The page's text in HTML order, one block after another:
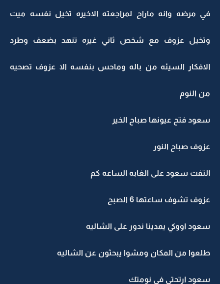
في مرضه وانه ماراح لمراجعته الاخيره تخيل نفسه ميت
وتخيل عزوف مع شخص ثاني غيره تنهد بضعف وطرد
الافكار السيئه من باله وماحس بنفسه الا عزوف تصحيه
من النوم
سعود فتح عيونها صباح الخير
عزوف صباح النور
التفت سعود على الغابه الساعه كم
عزوف تشوف ساعتها 6 الصبح
سعود اووكي يمدينا ندور على الشاليه
طلعوا من المكان ومشوا يبحثون عن الشاليه
سعود ارتحتي في نومتك